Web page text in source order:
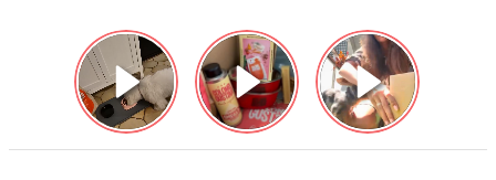
🥩 Poulet frais (41 kg / 100 kg)
comme 1re
source de protéines, pour une croquette
savoureuse, digeste et naturelle.🌿 Huile
d’algues: un oméga-3 plus propre que le
Vous hésitez à changer de croquettes ?Testez
sans risque: essayez notreéchantillonet laissez
votre chien décider. 🐶✨